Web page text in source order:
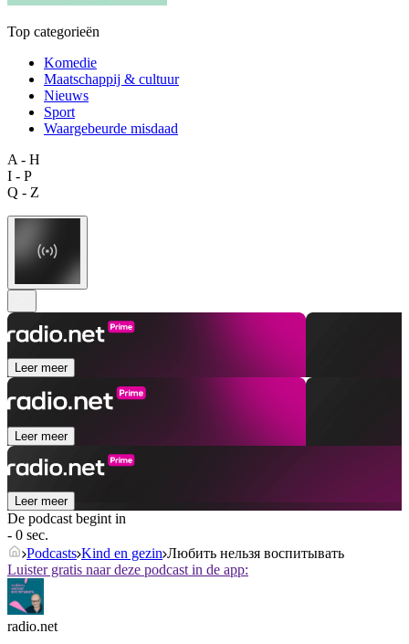
Top categorieën
Komedie
Maatschappij & cultuur
Nieuws
Sport
Waargebeurde misdaad
A - H
I - P
Q - Z
Leer meer
Leer meer
Leer meer
De podcast begint in
- 0 sec.
Podcasts Kind en gezin Любить нельзя воспитывать
Luister gratis naar deze podcast in de app:
radio.net